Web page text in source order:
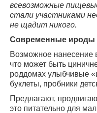
всевозможные
стали участниками
не щадит никого.
Современные ироды
Возможное
что может быть
роддомах улыбчивые
буклеты, пробники
Предлагают,
это питательно для